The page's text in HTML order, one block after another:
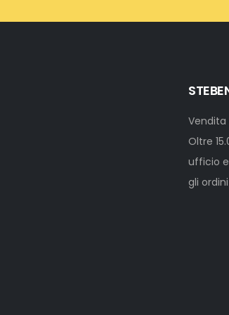
Vendita
Oltre
ufficio
gli